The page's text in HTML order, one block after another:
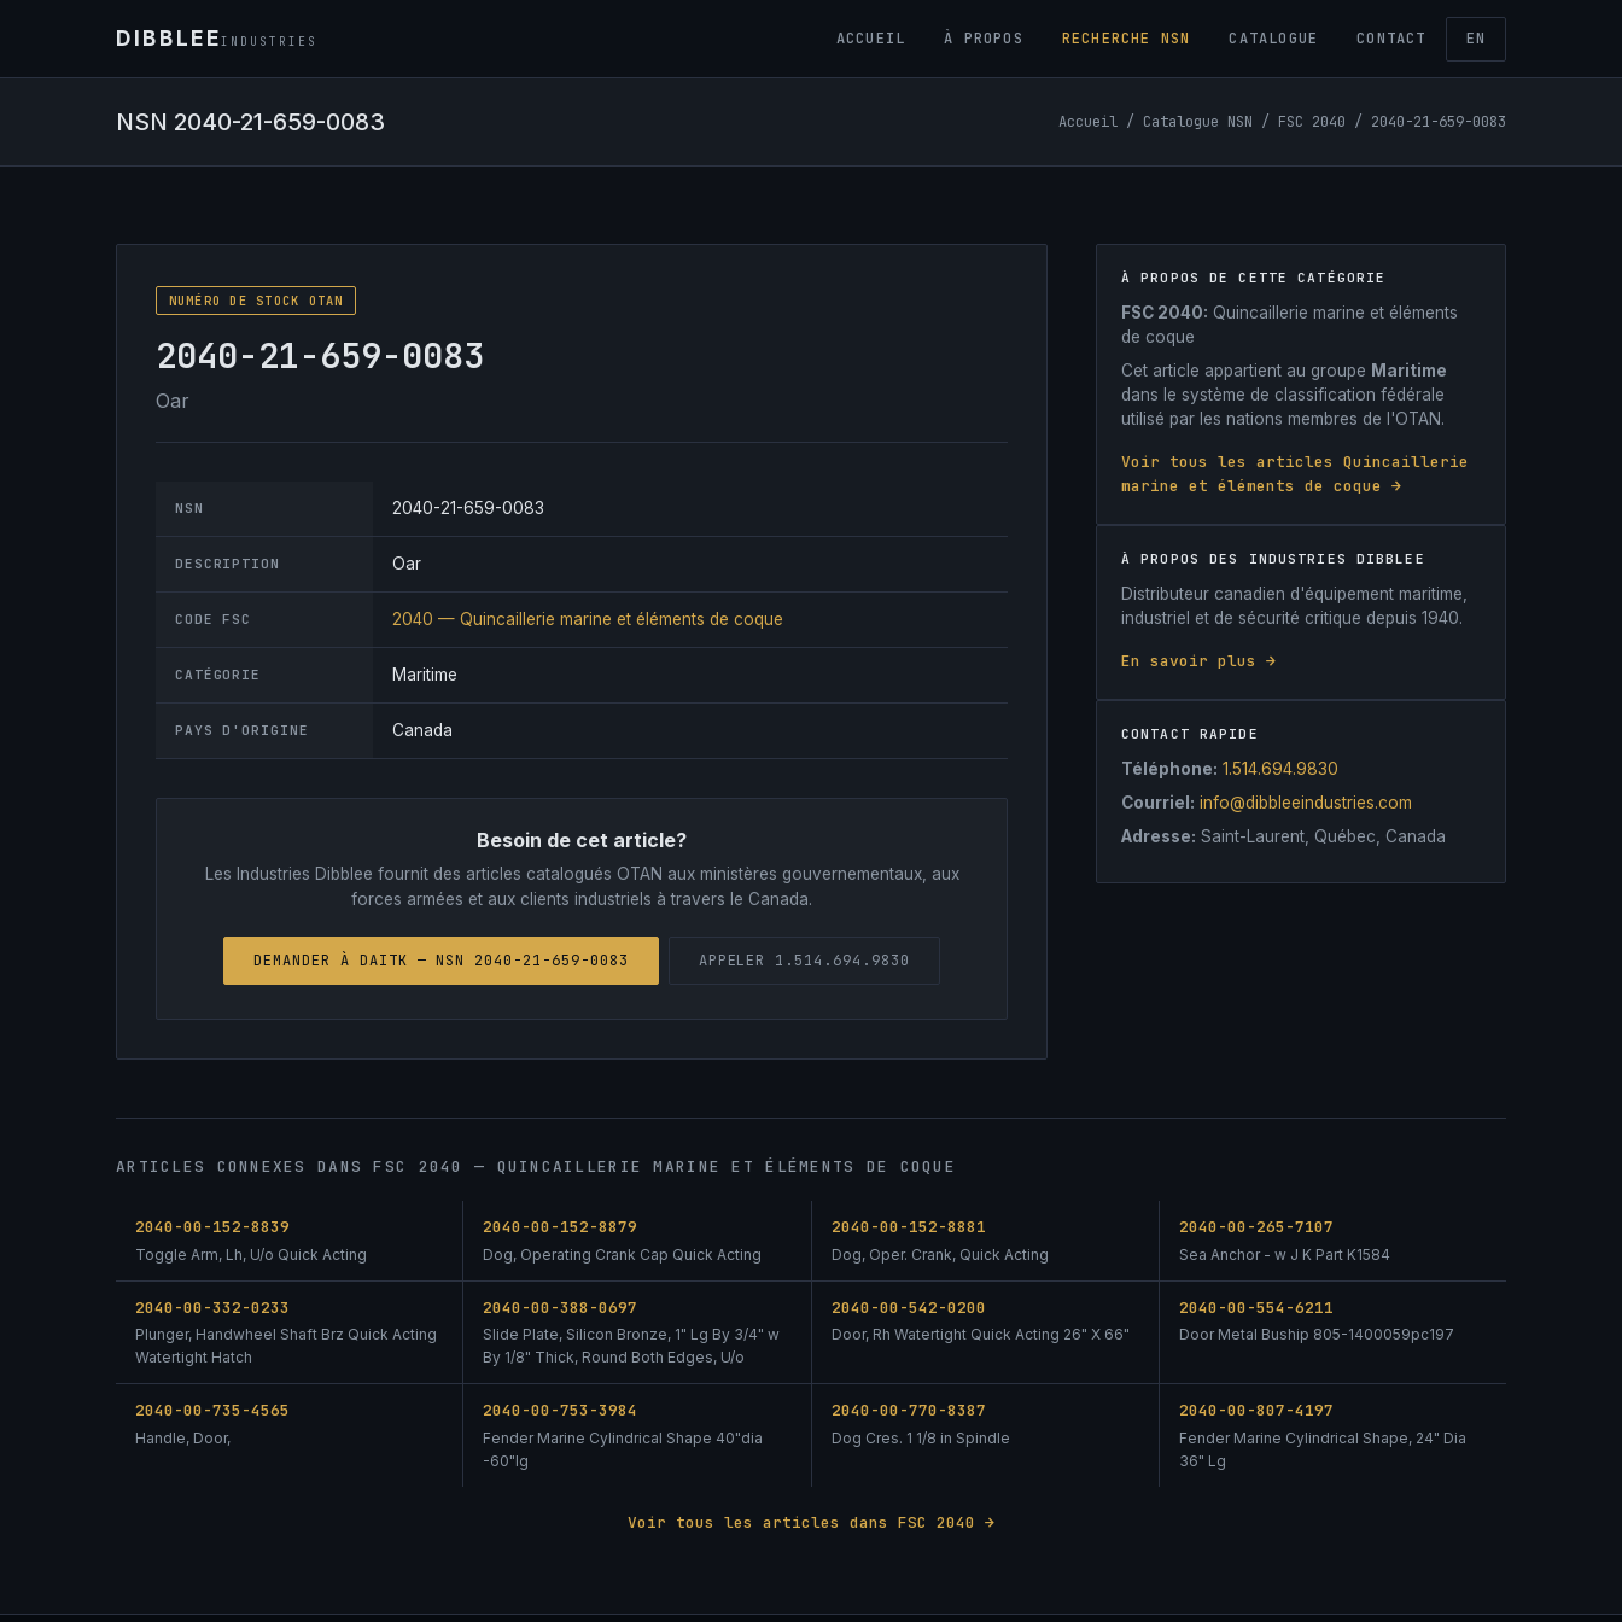
DIBBLEEINDUSTRIES ACCUEIL À PROPOS RECHERCHE NSN CATALOGUE CONTACT EN
NSN 2040-21-659-0083 Accueil / Catalogue NSN / FSC 2040 / 2040-21-659-0083
NUMÉRO DE STOCK OTAN
2040-21-659-0083
Oar
NSN 2040-21-659-0083
DESCRIPTION Oar
CODE FSC 2040 — Quincaillerie marine et éléments de coque
CATÉGORIE Maritime
PAYS D'ORIGINE Canada
Besoin de cet article?
Les Industries Dibblee fournit des articles catalogués OTAN aux ministères gouvernementaux, aux
forces armées et aux clients industriels à travers le Canada.
DEMANDER À DAITK — NSN 2040-21-659-0083 APPELER 1.514.694.9830
À PROPOS DE CETTE CATÉGORIE
FSC 2040: Quincaillerie marine et éléments
de coque
Cet article appartient au groupe Maritime
dans le système de classification fédérale
utilisé par les nations membres de l'OTAN.
Voir tous les articles Quincaillerie
marine et éléments de coque →
À PROPOS DES INDUSTRIES DIBBLEE
Distributeur canadien d'équipement maritime,
industriel et de sécurité critique depuis 1940.
En savoir plus →
CONTACT RAPIDE
Téléphone: 1.514.694.9830
Courriel: info@dibbleeindustries.com
Adresse: Saint-Laurent, Québec, Canada
ARTICLES CONNEXES DANS FSC 2040 — QUINCAILLERIE MARINE ET ÉLÉMENTS DE COQUE
2040-00-152-8839
Toggle Arm, Lh, U/o Quick Acting
2040-00-152-8879
Dog, Operating Crank Cap Quick Acting
2040-00-152-8881
Dog, Oper. Crank, Quick Acting
2040-00-265-7107
Sea Anchor - w J K Part K1584
2040-00-332-0233
Plunger, Handwheel Shaft Brz Quick Acting
Watertight Hatch
2040-00-388-0697
Slide Plate, Silicon Bronze, 1" Lg By 3/4" w
By 1/8" Thick, Round Both Edges, U/o
2040-00-542-0200
Door, Rh Watertight Quick Acting 26" X 66"
2040-00-554-6211
Door Metal Buship 805-1400059pc197
2040-00-735-4565
Handle, Door,
2040-00-753-3984
Fender Marine Cylindrical Shape 40"dia
-60"lg
2040-00-770-8387
Dog Cres. 1 1/8 in Spindle
2040-00-807-4197
Fender Marine Cylindrical Shape, 24" Dia
36" Lg
Voir tous les articles dans FSC 2040 →